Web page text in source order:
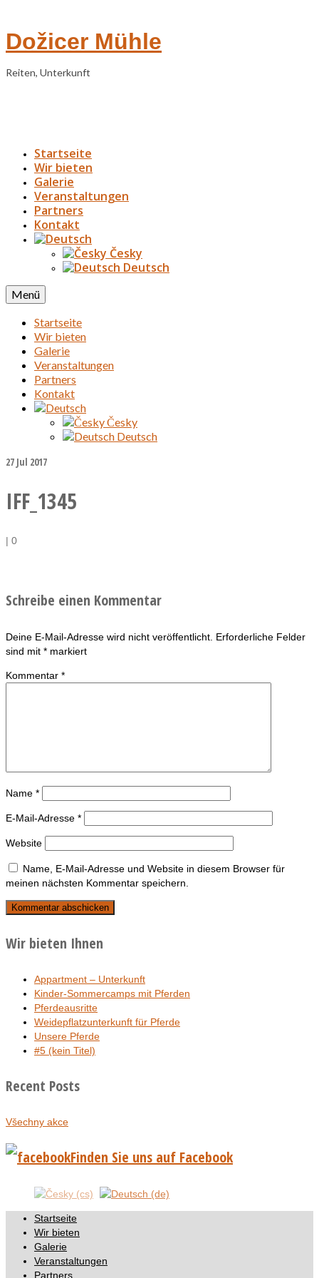
Dožicer Mühle
Reiten, Unterkunft
Startseite
Wir bieten
Galerie
Veranstaltungen
Partners
Kontakt
Česky
Deutsch
Menü
Startseite
Wir bieten
Galerie
Veranstaltungen
Partners
Kontakt
Česky
Deutsch
27 Jul 2017
IFF_1345
| 0
Schreibe einen Kommentar
Deine E-Mail-Adresse wird nicht veröffentlicht. Erforderliche Felder
sind mit * markiert
Kommentar *
Name *
E-Mail-Adresse *
Website
Name, E-Mail-Adresse und Website in diesem Browser für
meinen nächsten Kommentar speichern.
Wir bieten Ihnen
Appartment – Unterkunft
Kinder-Sommercamps mit Pferden
Pferdeausritte
Weidepflatzunterkunft für Pferde
Unsere Pferde
#5 (kein Titel)
Recent Posts
Všechny akce
Finden Sie uns auf Facebook
Startseite
Wir bieten
Galerie
Veranstaltungen
Partners